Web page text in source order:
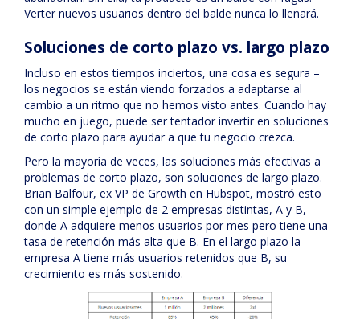
Verter nuevos usuarios dentro del balde nunca lo llenará.
Soluciones de corto plazo vs. largo plazo
Incluso en estos tiempos inciertos, una cosa es segura –
los negocios se están viendo forzados a adaptarse al
cambio a un ritmo que no hemos visto antes. Cuando hay
mucho en juego, puede ser tentador invertir en soluciones
de corto plazo para ayudar a que tu negocio crezca.
Pero la mayoría de veces, las soluciones más efectivas a
problemas de corto plazo, son soluciones de largo plazo.
Brian Balfour, ex VP de Growth en Hubspot, mostró esto
con un simple ejemplo de 2 empresas distintas, A y B,
donde A adquiere menos usuarios por mes pero tiene una
tasa de retención más alta que B. En el largo plazo la
empresa A tiene más usuarios retenidos que B, su
crecimiento es más sostenido.